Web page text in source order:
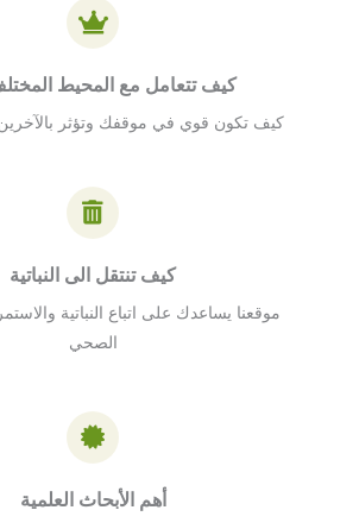
كيف تتعامل مع المحيط
كيف تكون قوي في موقفك وتؤثر
كيف تنتقل الى النباتية
موقعنا يساعدك على اتباع النباتية
الصحي
أهم الأبحاث العلمية